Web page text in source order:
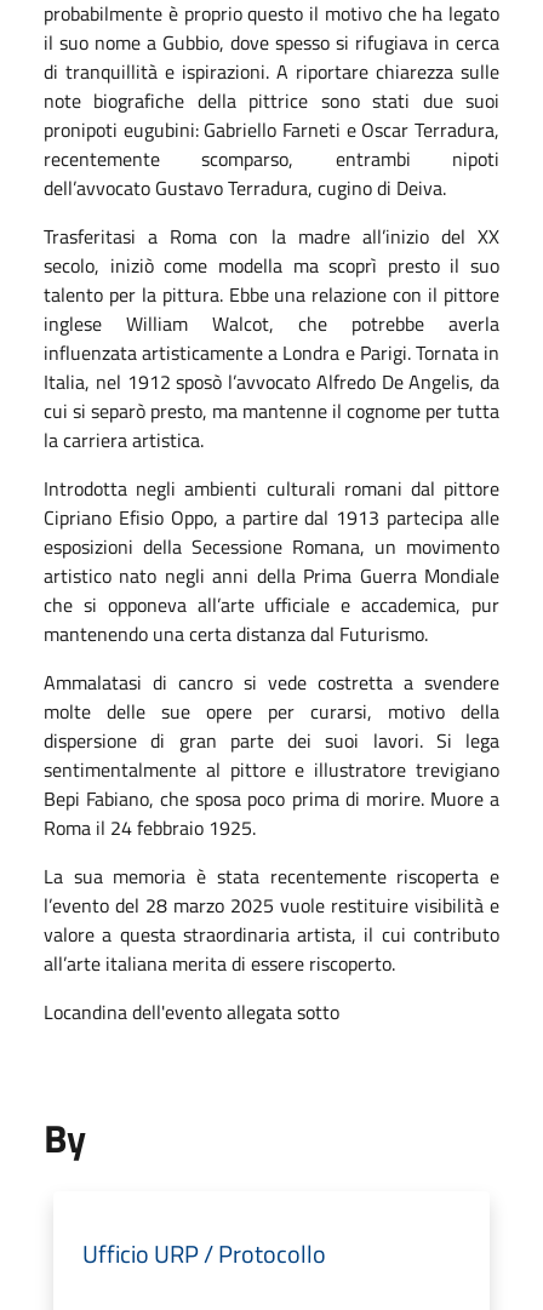
probabilmente è proprio questo il motivo che ha legato
il suo nome a Gubbio, dove spesso si rifugiava in cerca
di tranquillità e ispirazioni. A riportare chiarezza sulle
note biografiche della pittrice sono stati due suoi
pronipoti eugubini: Gabriello Farneti e Oscar Terradura,
recentemente scomparso, entrambi nipoti
dell’avvocato Gustavo Terradura, cugino di Deiva.
Trasferitasi a Roma con la madre all’inizio del XX
secolo, iniziò come modella ma scoprì presto il suo
talento per la pittura. Ebbe una relazione con il pittore
inglese William Walcot, che potrebbe averla
influenzata artisticamente a Londra e Parigi. Tornata in
Italia, nel 1912 sposò l’avvocato Alfredo De Angelis, da
cui si separò presto, ma mantenne il cognome per tutta
la carriera artistica.
Introdotta negli ambienti culturali romani dal pittore
Cipriano Efisio Oppo, a partire dal 1913 partecipa alle
esposizioni della Secessione Romana, un movimento
artistico nato negli anni della Prima Guerra Mondiale
che si opponeva all’arte ufficiale e accademica, pur
mantenendo una certa distanza dal Futurismo.
Ammalatasi di cancro si vede costretta a svendere
molte delle sue opere per curarsi, motivo della
dispersione di gran parte dei suoi lavori. Si lega
sentimentalmente al pittore e illustratore trevigiano
Bepi Fabiano, che sposa poco prima di morire. Muore a
Roma il 24 febbraio 1925.
La sua memoria è stata recentemente riscoperta e
l’evento del 28 marzo 2025 vuole restituire visibilità e
valore a questa straordinaria artista, il cui contributo
all’arte italiana merita di essere riscoperto.
Locandina dell'evento allegata sotto
By
Ufficio URP / Protocollo